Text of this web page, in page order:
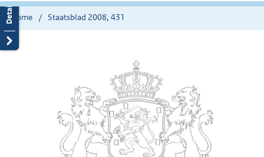
Home Staatsblad 2008, 431